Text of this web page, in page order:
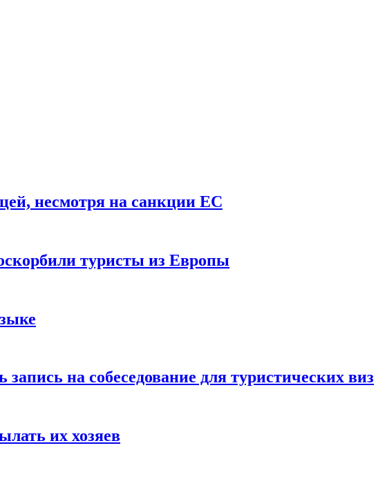
несмотря на санкции ЕС
туристы из Европы
на собеседование для туристических виз
их хозяев